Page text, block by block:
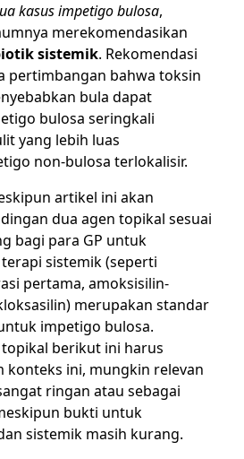
kasus impetigo bulosa,
merekomendasikan
sistemik. Rekomendasi
pertimbangan bahwa toksin
bula dapat
bulosa seringkali
yang lebih luas
non-bulosa terlokalisir.
artikel ini akan
dua agen topikal sesuai
bagi para GP untuk
sistemik (seperti
pertama, amoksisilin-
merupakan standar
impetigo bulosa.
berikut ini harus
konteks ini, mungkin relevan
ringan atau sebagai
bukti untuk
sistemik masih kurang.